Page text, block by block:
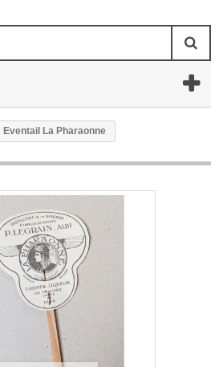
Eventail La Pharaonne